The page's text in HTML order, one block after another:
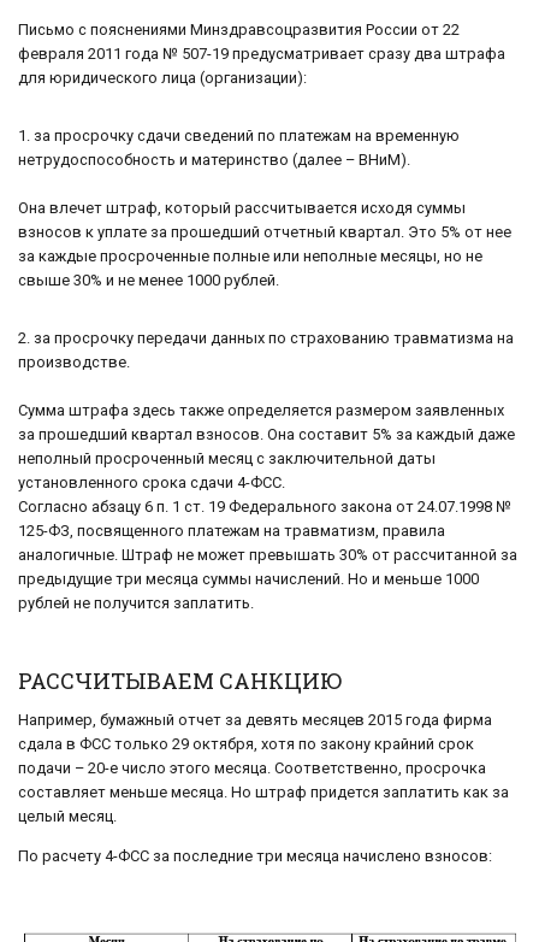
Письмо с пояснениями Минздравсоцразвития России от 22
февраля 2011 года № 507-19 предусматривает сразу два штрафа
для юридического лица (организации):
1. за просрочку сдачи сведений по платежам на временную
нетрудоспособность и материнство (далее – ВНиМ).
Она влечет штраф, который рассчитывается исходя суммы
взносов к уплате за прошедший отчетный квартал. Это 5% от нее
за каждые просроченные полные или неполные месяцы, но не
свыше 30% и не менее 1000 рублей.
2. за просрочку передачи данных по страхованию травматизма на
производстве.
Сумма штрафа здесь также определяется размером заявленных
за прошедший квартал взносов. Она составит 5% за каждый даже
неполный просроченный месяц с заключительной даты
установленного срока сдачи 4-ФСС.
Согласно абзацу 6 п. 1 ст. 19 Федерального закона от 24.07.1998 №
125-ФЗ, посвященного платежам на травматизм, правила
аналогичные. Штраф не может превышать 30% от рассчитанной за
предыдущие три месяца суммы начислений. Но и меньше 1000
рублей не получится заплатить.
РАССЧИТЫВАЕМ САНКЦИЮ
Например, бумажный отчет за девять месяцев 2015 года фирма
сдала в ФСС только 29 октября, хотя по закону крайний срок
подачи – 20-е число этого месяца. Соответственно, просрочка
составляет меньше месяца. Но штраф придется заплатить как за
целый месяц.
По расчету 4-ФСС за последние три месяца начислено взносов: